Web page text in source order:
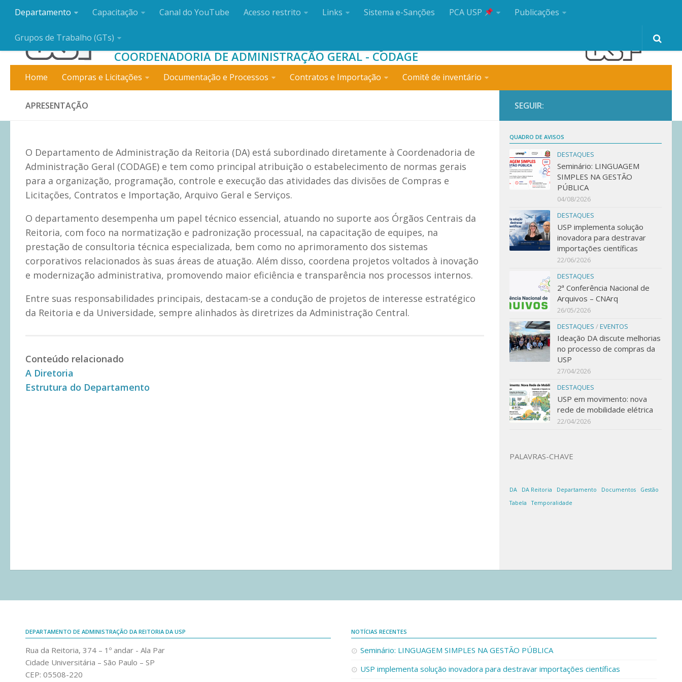
Departamento Capacitação Canal do YouTube Acesso restrito Links Sistema e-Sanções PCA USP Publicações
Grupos de Trabalho (GTs) DEPARTAMENTO DE ADMINISTRAÇÃO
COORDENADORIA DE ADMINISTRAÇÃO GERAL - CODAGE
Home Compras e Licitações Documentação e Processos Contratos e Importação Comitê de inventário
APRESENTAÇÃO
O Departamento de Administração da Reitoria (DA) está subordinado diretamente à Coordenadoria de
Administração Geral (CODAGE) e tem como principal atribuição o estabelecimento de normas gerais
para a organização, programação, controle e execução das atividades das divisões de Compras e
Licitações, Contratos e Importação, Arquivo Geral e Serviços.
O departamento desempenha um papel técnico essencial, atuando no suporte aos Órgãos Centrais da
Reitoria, com foco na normatização e padronização processual, na capacitação de equipes, na
prestação de consultoria técnica especializada, bem como no aprimoramento dos sistemas
corporativos relacionados às suas áreas de atuação. Além disso, coordena projetos voltados à inovação
e modernização administrativa, promovendo maior eficiência e transparência nos processos internos.
Entre suas responsabilidades principais, destacam-se a condução de projetos de interesse estratégico
da Reitoria e da Universidade, sempre alinhados às diretrizes da Administração Central.
Conteúdo relacionado
A Diretoria
Estrutura do Departamento
SEGUIR:
QUADRO DE AVISOS
DESTAQUES
Seminário: LINGUAGEM
SIMPLES NA GESTÃO
PÚBLICA
04/08/2026
DESTAQUES
USP implementa solução
inovadora para destravar
importações científicas
22/06/2026
DESTAQUES
2ª Conferência Nacional de
Arquivos – CNArq
26/05/2026
DESTAQUES /EVENTOS
Ideação DA discute melhorias
no processo de compras da
USP
27/04/2026
DESTAQUES
USP em movimento: nova
rede de mobilidade elétrica
22/04/2026
PALAVRAS-CHAVE
DA DA Reitoria Departamento Documentos
Gestão
Tabela
Temporalidade
DEPARTAMENTO DE ADMINISTRAÇÃO DA REITORIA DA USP
Rua da Reitoria, 374 – 1º andar - Ala Par
Cidade Universitária – São Paulo – SP
CEP: 05508-220
NOTÍCIAS RECENTES
Seminário: LINGUAGEM SIMPLES NA GESTÃO PÚBLICA
USP implementa solução inovadora para destravar importações científicas